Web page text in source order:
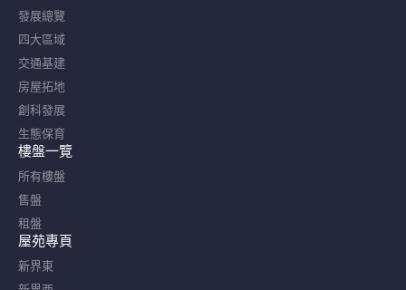
發展總覽
四大區域
交通基建
房屋拓地
創科發展
生態保育
樓盤一覽
所有樓盤
售盤
租盤
屋苑專頁
新界東